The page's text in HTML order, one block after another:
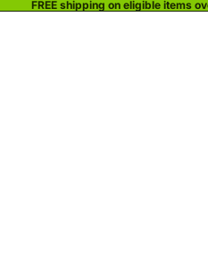
FREE shipping on eligible items